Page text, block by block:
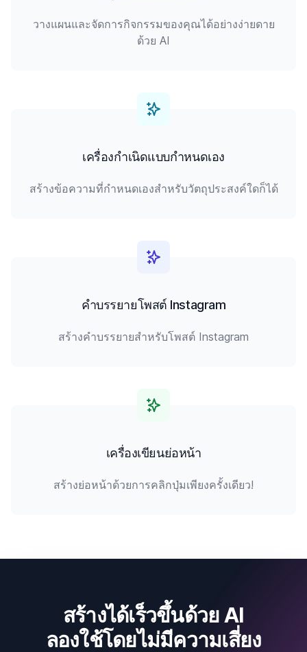
วางแผนและจัดการกิจกรรมของคุณได้อย่างง่ายดาย
ด้วย AI
เครื่องกำเนิดแบบกำหนดเอง
สร้างข้อความที่กำหนดเองสำหรับวัตถุประสงค์ใดก็ได้
คำบรรยายโพสต์ Instagram
สร้างคำบรรยายสำหรับโพสต์ Instagram
เครื่องเขียนย่อหน้า
สร้างย่อหน้าด้วยการคลิกปุ่มเพียงครั้งเดียว!
สร้างได้เร็วขึ้นด้วย AI
ลองใช้โดยไม่มีความเสี่ยง